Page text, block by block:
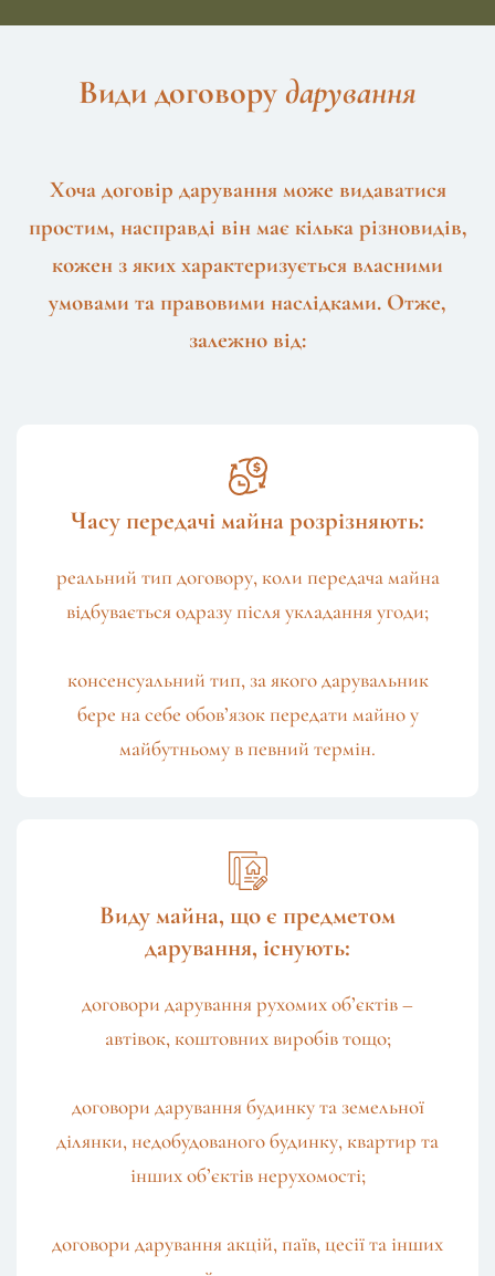
Види договорударування
Хоча договір дарування може видаватися
простим, насправді він має кілька різновидів,
кожен з яких характеризується власними
умовами та правовими наслідками. Отже,
залежно від:
Часу передачі майна розрізняють:
реальний тип договору, коли передача майна
відбувається одразу після укладання угоди;
консенсуальний тип, за якого дарувальник
бере на себе обов’язок передати майно у
майбутньому в певний термін.
Виду майна, що є предметом
дарування, існують:
договори дарування рухомих об’єктів –
автівок, коштовних виробів тощо;
договори дарування будинку та земельної
ділянки, недобудованого будинку, квартир та
інших об’єктів нерухомості;
договори дарування акцій, паїв, цесії та інших